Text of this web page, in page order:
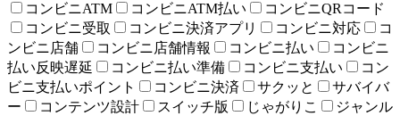
コンビニATM
コンビニATM払い
コンビニQRコード
コンビニ受取
コンビニ決済アプリ コンビニ対応
コ
ンビニ店舗
コンビニ店舗情報 コンビニ払い
コンビニ
払い反映遅延
コンビニ払い準備 コンビニ支払い
コン
ビニ支払いポイント
コンビニ決済 サクッと
サバイバ
ー
コンテンツ設計 スイッチ版 じゃがりこ
ジャンル